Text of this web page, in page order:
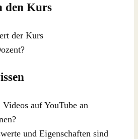
den Kurs
der Kurs
auf YouTube an
und Eigenschaften sind